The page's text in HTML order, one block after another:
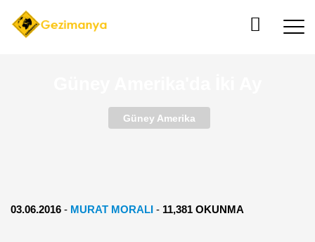
Güney Amerika
03.06.2016 - MURAT MORALI - 11,381 OKUNMA